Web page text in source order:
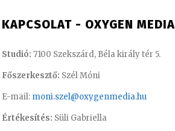
KAPCSOLAT - OXYGEN MEDIA
Studió: 7100 Szekszárd, Béla király tér 5.
Főszerkesztő: Szél Móni
E-mail: moni.szel@oxygenmedia.hu
Értékesítés: Süli Gabriella